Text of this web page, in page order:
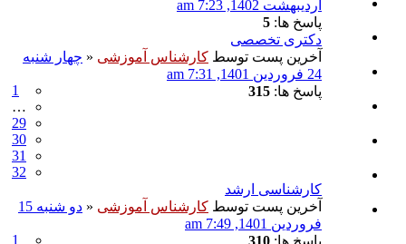
اردیبهشت 1402, 7:23 am
پاسخ ها: 5
دکتری تخصصی
آخرین پست توسط کارشناس آموزشی « چهار شنبه
24 فروردین 1401, 7:31 am
پاسخ ها: 315
1
…
29
30
31
32
کارشناسی ارشد
آخرین پست توسط کارشناس آموزشی «
دو شنبه 15
فروردین 1401, 7:49 am
1